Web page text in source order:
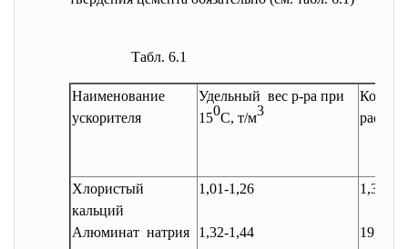
Табл. 6.1
Наименование
ускорителя
Удельный вес р-ра при
150С, т/м3
Конц-
Хлористый
кальций
Алюминат натрия
1,01-1,26
1,32-1,44
1,3-27,5
19,5-